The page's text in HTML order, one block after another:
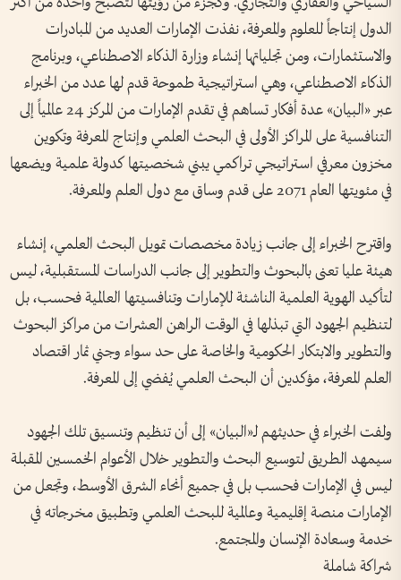
الدول إنتاجاً للعلوم والمعرفة، نفذت الإمارات العديد من المبادرات
والاستثمارات، ومن تجلياتها إنشاء وزارة الذكاء الاصطناعي، وبرنامج
الذكاء الاصطناعي، وهي استراتيجية طموحة قدم لها عدد من الخبراء
عبر «البيان» عدة أفكار تساهم في تقدم الإمارات من المركز 24 عالمياً إلى
التنافسية على المراكز الأولى في البحث العلمي وإنتاج المعرفة وتكوين
مخزون معرفي استراتيجي تراكمي يبني شخصيتها كدولة علمية ويضعها
في مئويتها العام 2071 على قدم وساق مع دول العلم والمعرفة.
واقترح الخبراء إلى جانب زيادة مخصصات تمويل البحث العلمي، إنشاء
هيئة عليا تعنى بالبحوث والتطوير إلى جانب الدراسات المستقبلية، ليس
لتأكيد الهوية العلمية الناشئة للإمارات وتنافسيتها العالمية فحسب، بل
لتنظيم الجهود التي تبذلها في الوقت الراهن العشرات من مراكز البحوث
والتطوير والابتكار الحكومية والخاصة على حد سواء وجني ثمار اقتصاد
العلم المعرفة، مؤكدين أن البحث العلمي يُفضي إلى المعرفة.
ولفت الخبراء في حديثهم لـ«البيان» إلى أن تنظيم وتنسيق تلك الجهود
سيمهد الطريق لتوسيع البحث والتطوير خلال الأعوام الخمسين المقبلة
ليس في الإمارات فحسب بل في جميع أنحاء الشرق الأوسط، وتجعل من
الإمارات منصة إقليمية وعالمية للبحث العلمي وتطبيق مخرجاته في
خدمة وسعادة الإنسان والمجتمع.
شراكة شاملة